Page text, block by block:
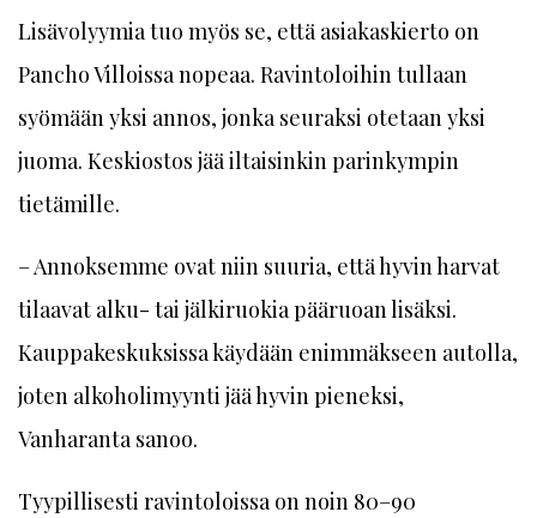
Lisävolyymia tuo myös se, että asiakaskierto on
Pancho Villoissa nopeaa. Ravintoloihin tullaan
syömään yksi annos, jonka seuraksi otetaan yksi
juoma. Keskiostos jää iltaisinkin parinkympin
tietämille.
– Annoksemme ovat niin suuria, että hyvin harvat
tilaavat alku- tai jälkiruokia pääruoan lisäksi.
Kauppakeskuksissa käydään enimmäkseen autolla,
joten alkoholimyynti jää hyvin pieneksi,
Vanharanta sanoo.
Tyypillisesti ravintoloissa on noin 80–90